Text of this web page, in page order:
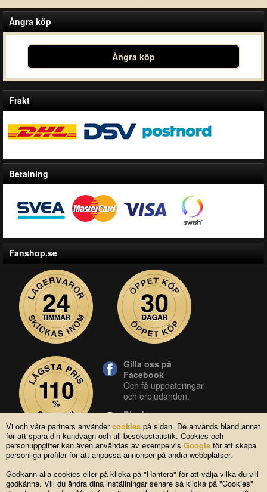
Vi och våra partners användercookies på sidan. De används bland annat
för att spara din kundvagn och till besöksstatistik. Cookies och
personuppgifter kan även användas av exempelvis Google för att skapa
personliga profiler för att anpassa annonser på andra webbplatser.
Godkänn alla cookies eller på klicka på "Hantera" för att välja vilka du vill
godkänna. Vill du ändra dina inställningar senare så klicka på "Cookies"
Ångra köp
Ångra köp
Frakt
Betalning
Fanshop.se
Gilla oss på
Facebook
Och få uppdateringar
och erbjudanden.
Blocket
Vår butik på blocket.
YouTube
Se våra produkter live